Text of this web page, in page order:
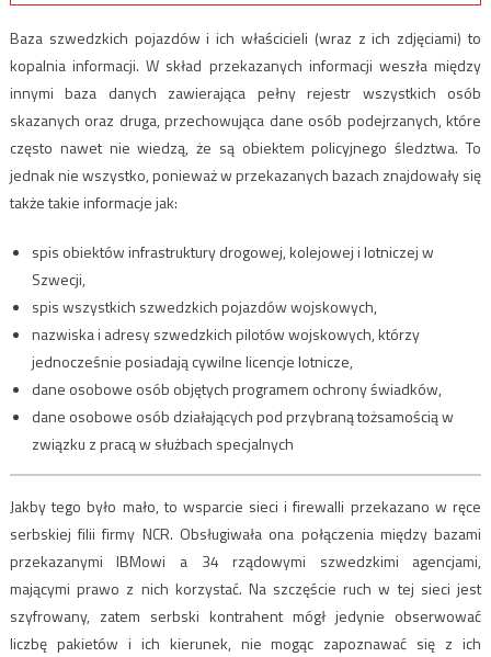
Baza szwedzkich pojazdów i ich właścicieli (wraz z ich zdjęciami) to
kopalnia informacji. W skład przekazanych informacji weszła między
innymi baza danych zawierająca pełny rejestr wszystkich osób
skazanych oraz druga, przechowująca dane osób podejrzanych, które
często nawet nie wiedzą, że są obiektem policyjnego śledztwa. To
jednak nie wszystko, ponieważ w przekazanych bazach znajdowały się
także takie informacje jak:
spis obiektów infrastruktury drogowej, kolejowej i lotniczej w
Szwecji,
spis wszystkich szwedzkich pojazdów wojskowych,
nazwiska i adresy szwedzkich pilotów wojskowych, którzy
jednocześnie posiadają cywilne licencje lotnicze,
dane osobowe osób objętych programem ochrony świadków,
dane osobowe osób działających pod przybraną tożsamością w
związku z pracą w służbach specjalnych
Jakby tego było mało, to wsparcie sieci i firewalli przekazano w ręce
serbskiej filii firmy NCR. Obsługiwała ona połączenia między bazami
przekazanymi IBMowi a 34 rządowymi szwedzkimi agencjami,
mającymi prawo z nich korzystać. Na szczęście ruch w tej sieci jest
szyfrowany, zatem serbski kontrahent mógł jedynie obserwować
liczbę pakietów i ich kierunek, nie mogąc zapoznawać się z ich